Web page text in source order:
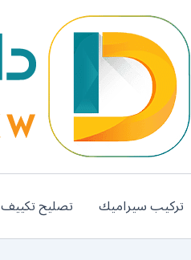
تركيب سيراميك تصليح تكييف